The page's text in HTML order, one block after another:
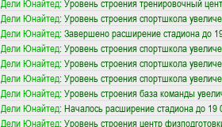
Дели Юнайтед: Уровень строения тренировочный
Дели Юнайтед: Уровень строения спортшкола
Дели Юнайтед: Завершено расширение стадиона до
Дели Юнайтед: Уровень строения спортшкола
Дели Юнайтед: Уровень строения спортшкола
Дели Юнайтед: Уровень строения спортшкола
Дели Юнайтед: Уровень строения база команды
Дели Юнайтед: Началось расширение стадиона до 19
Дели Юнайтед: Уровень строения центр